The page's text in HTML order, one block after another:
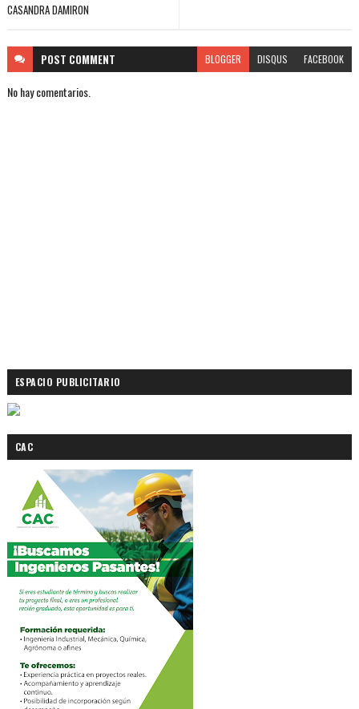
CASANDRA DAMIRON
POST COMMENT BLOGGER DISQUS FACEBOOK
No hay comentarios.
ESPACIO PUBLICITARIO
CAC